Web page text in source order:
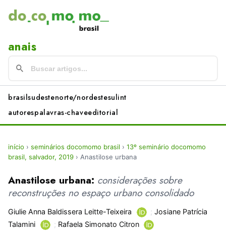
anais
brasilsudestenorte/nordestesulint
autorespalavras-chaveeditorial
início › seminários docomomo brasil › 13º seminário docomomo
brasil, salvador, 2019 › Anastilose urbana
Anastilose urbana: considerações sobre
reconstruções no espaço urbano consolidado
Giulie Anna Baldissera Leitte-Teixeira ; Josiane Patrícia
Talamini
; Rafaela Simonato Citron